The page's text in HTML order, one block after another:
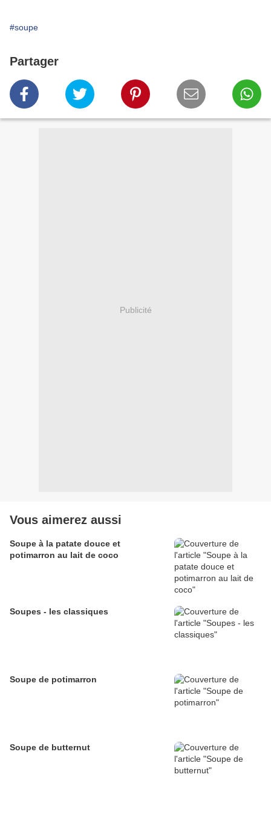
#soupe
Partager
Publicité
Vous aimerez aussi
Soupe à la patate douce et
potimarron au lait de coco
Soupes - les classiques
Soupe de potimarron
Soupe de butternut